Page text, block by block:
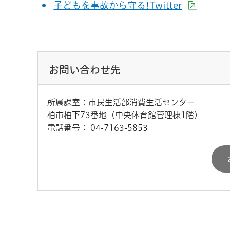
子どもを事故から守る!Twitter
お問い合わせ先
所属課室：市民生活部消費生活センター
柏市柏下73番地（中央体育館管理棟1階）
電話番号：
04-7163-5853